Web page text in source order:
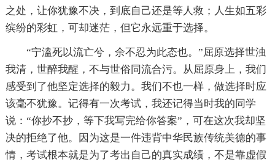
之处，让你犹豫不决，到底自己还是等人救；人生如五彩
缤纷的彩虹，可却迷茫，但它永远重于选择。
“宁溘死以流亡兮，余不忍为此态也。”屈原选择世浊
我清，世醉我醒，不与世俗同流合污。从屈原身上，我们
感受到了他坚定选择的毅力。我们不也一样，做选择时应
该毫不犹豫。记得有一次考试，我还记得当时我的同学
说：“你抄不抄，等下我写完给你答案”，可在这次我却坚
决的拒绝了他。因为这是一件违背中华民族传统美德的事
情，考试根本就是为了考出自己的真实成绩，不是靠虚假